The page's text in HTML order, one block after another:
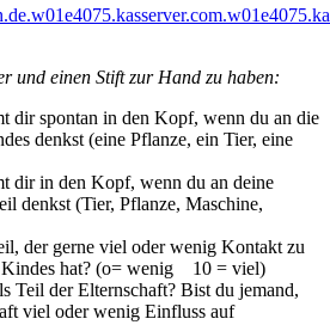
und einen Stift zur Hand zu haben:
dir spontan in den Kopf, wenn du an die
denkst (eine Pflanze, ein Tier, eine
dir in den Kopf, wenn du an deine
denkst (Tier, Pflanze, Maschine,
der gerne viel oder wenig Kontakt zu
Kindes hat? (o= wenig 10 = viel)
Teil der Elternschaft? Bist du jemand,
viel oder wenig Einfluss auf